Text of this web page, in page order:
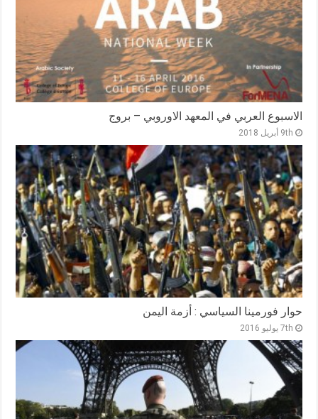
الاسبوع العربي في المعهد الاوروبي – بروج
9th أبريل 2018
حوار فورمينا السياسي : أزمة اليمن
7th يوليو 2016